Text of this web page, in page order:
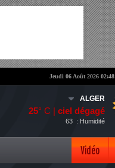
Jeudi 06 Août 2026 02:48
ALGER
25° C | ciel dégagé
: Humidité
63
Vidéo